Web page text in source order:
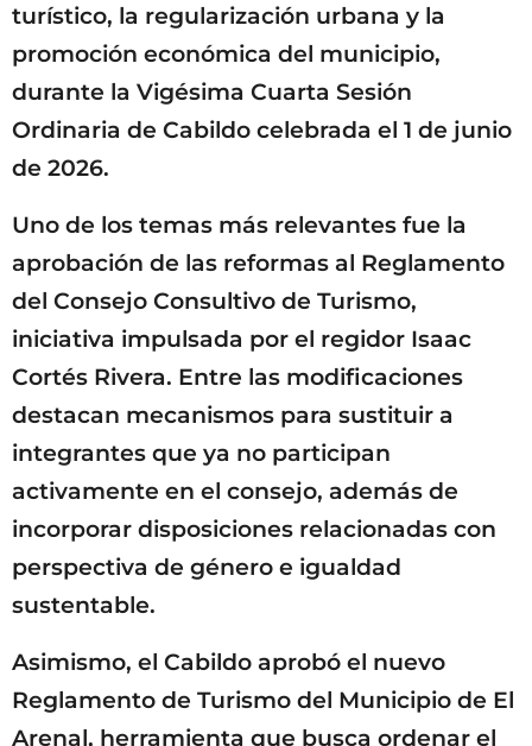
turístico, la regularización urbana y la
promoción económica del municipio,
durante la Vigésima Cuarta Sesión
Ordinaria de Cabildo celebrada el 1 de junio
de 2026.
Uno de los temas más relevantes fue la
aprobación de las reformas al Reglamento
del Consejo Consultivo de Turismo,
iniciativa impulsada por el regidor Isaac
Cortés Rivera. Entre las modificaciones
destacan mecanismos para sustituir a
integrantes que ya no participan
activamente en el consejo, además de
incorporar disposiciones relacionadas con
perspectiva de género e igualdad
sustentable.
Asimismo, el Cabildo aprobó el nuevo
Reglamento de Turismo del Municipio de El
Arenal, herramienta que busca ordenar el